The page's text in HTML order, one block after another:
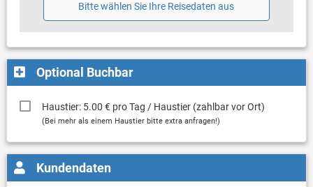
Bitte wählen Sie Ihre Reisedaten aus
Optional Buchbar
Haustier: 5.00 € pro Tag / Haustier (zahlbar vor Ort)
(Bei mehr als einem Haustier bitte extra anfragen!)
Kundendaten